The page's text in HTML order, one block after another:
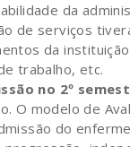
da
de serviços
da
trabalho, etc.
no 2º
O modelo de
do